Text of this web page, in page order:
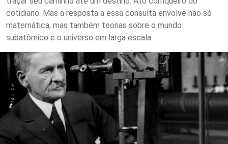
cotidiano. Mas a resposta a essa consulta envolve não só
matemática, mas também teorias sobre o mundo
subatômico e o universo em larga escala